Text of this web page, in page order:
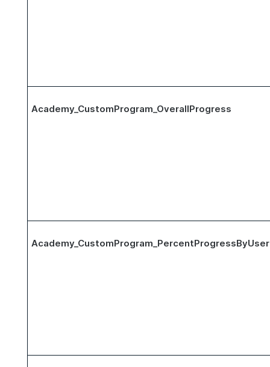
Academy_CustomProgram_OverallProgress
Academy_CustomProgram_PercentProgressByUser